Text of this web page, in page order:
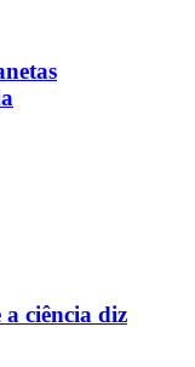
ciência diz